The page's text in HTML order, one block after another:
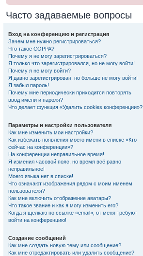
Часто задаваемые вопросы
Вход на конференцию и регистрация
Зачем мне нужно регистрироваться?
Что такое COPPA?
Почему я не могу зарегистрироваться?
Я только что зарегистрировался, но не могу войти!
Почему я не могу войти?
Я давно зарегистрирован, но больше не могу войти!
Я забыл пароль!
Почему мне периодически приходится повторять
ввод имени и пароля?
Что делает функция «Удалить cookies конференции»?
Параметры и настройки пользователя
Как мне изменить мои настройки?
Как избежать появления моего имени в списке «Кто
сейчас на конференции»?
На конференции неправильное время!
Я изменил часовой пояс, но время всё равно
неправильное!
Моего языка нет в списке!
Что означают изображения рядом с моим именем
пользователя?
Как мне включить отображение аватары?
Что такое звание и как я могу изменить его?
Когда я щёлкаю по ссылке «email», от меня требуют
войти на конференцию!
Создание сообщений
Как мне создать новую тему или сообщение?
Как мне отредактировать или удалить сообщение?